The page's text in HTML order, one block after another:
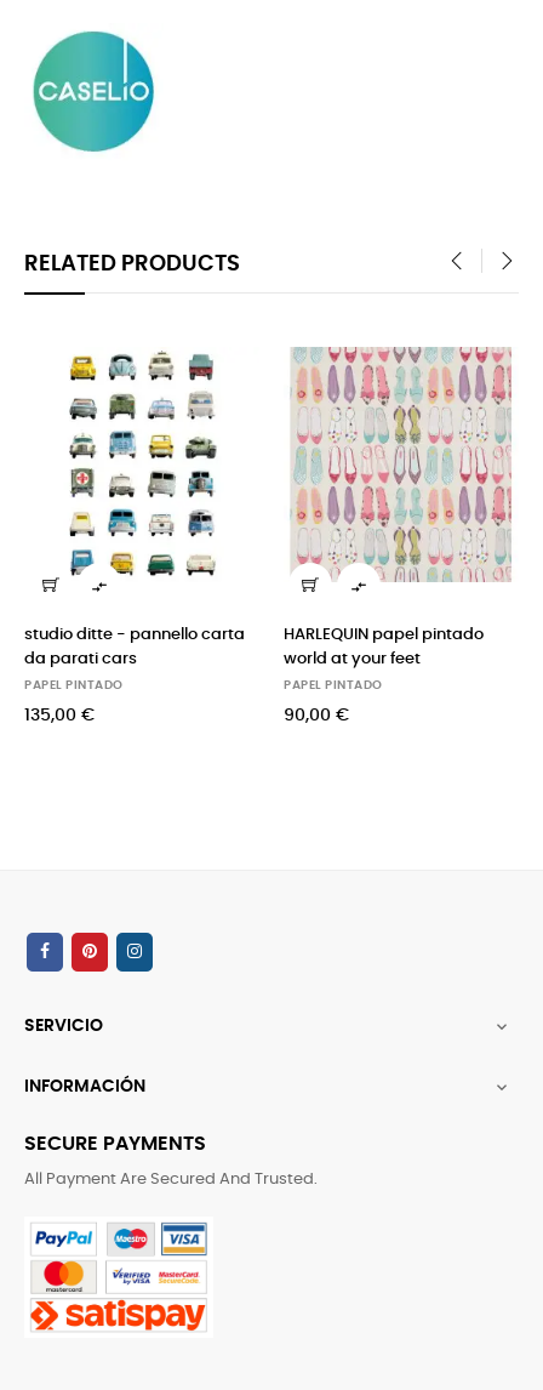
RELATED PRODUCTS

studio ditte - pannello carta
da parati cars
PAPEL PINTADO
135,00 €

HARLEQUIN papel pintado
world at your feet
PAPEL PINTADO
90,00 €
SERVICIO 
INFORMACIÓN 
SECURE PAYMENTS
All Payment Are Secured And Trusted.